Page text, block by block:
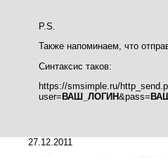
P.S.
Также напоминаем, что
Синтаксис таков:
https://smsimple.ru/
user= ВАШ_ЛОГИН&pass=
27.12.2011